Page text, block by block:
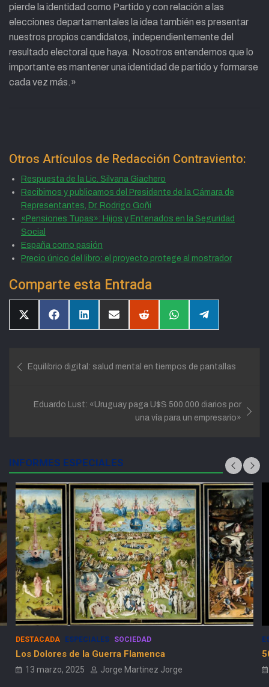
pierde la identidad como Partido y con relación a las
elecciones departamentales la idea también es presentar
nuestros propios candidatos, independientemente del
resultado electoral que haya. Nosotros entendemos que lo
importante es mantener una identidad de partido y formarse
cada vez más.»
Otros Artículos de Redacción Contraviento:
Respuesta de la Lic. Silvana Giachero
Recibimos y publicamos del Presidente de la Cámara de
Representantes, Dr. Rodrigo Goñi
«Pensiones Tupas»: Hijos y Entenados en la Seguridad
Social
España como pasión
Precio único del libro: el proyecto protege al mostrador
Comparte esta Entrada
CompartirCompartirCompartirCompartirCompartirCompartirCompartir
de
Equilibrio digital: salud mental en tiempos de pantallas
Eduardo Lust: «Uruguay paga U$S 500.000 diarios por
una vía para un empresario»
INFORMES ESPECIALES
DESTACADA ESPECIALES SOCIEDAD
Los Dolores de la Guerra Flamenca
13 marzo, 2025 Jorge Martinez Jorge